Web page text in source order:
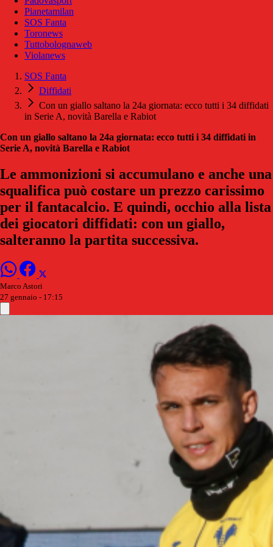
Pianetamilan
SOS Fanta
Toronews
Tuttobolognaweb
Violanews
SOS Fanta
Diffidati
Con un giallo saltano la 24a giornata: ecco tutti i 34 diffidati
in Serie A, novità Barella e Rabiot
Con un giallo saltano la 24a giornata: ecco tutti i 34 diffidati in
Serie A, novità Barella e Rabiot
Le ammonizioni si accumulano e anche una
squalifica può costare un prezzo carissimo
per il fantacalcio. E quindi, occhio alla lista
dei giocatori diffidati: con un giallo,
salteranno la partita successiva.
Marco Astori
27 gennaio - 17:15